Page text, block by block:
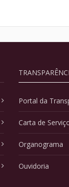
Portal da
Carta de
Organograma
Ouvidoria